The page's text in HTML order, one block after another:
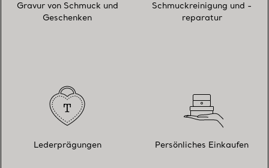
Gravur von Schmuck und
Geschenken
Schmuckreinigung und -
reparatur
Lederprägungen Persönliches Einkaufen